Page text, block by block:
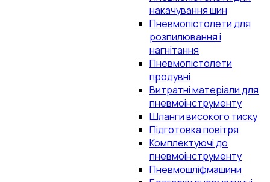
накачування шин
Пневмопістолети для
розпилювання і
нагнітання
Пневмопістолети
продувні
Витратні матеріали для
пневмоінструменту
Шланги високого тиску
Підготовка повітря
Комплектуючі до
пневмоінструменту
Пневмошліфмашини